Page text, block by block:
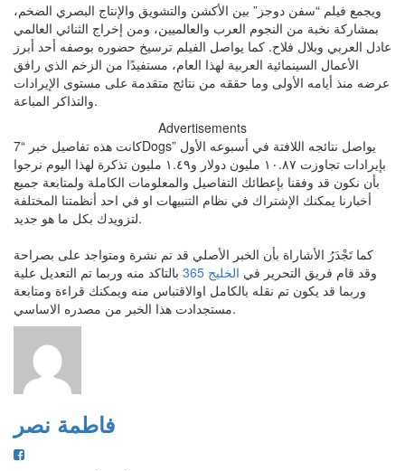
ويجمع فيلم “سفن دوجز” بين الأكشن والتشويق والإنتاج البصري الضخم،
بمشاركة نخبة من النجوم العرب والعالميين، ومن إخراج الثنائي العالمي
عادل العربي وبلال فلاح. كما يواصل الفيلم ترسيخ حضوره بوصفه أحد أبرز
الأعمال السينمائية العربية لهذا العام، مستفيدًا من الزخم الذي رافق
عرضه منذ أيامه الأولى وما حققه من نتائج متقدمة على مستوى الإيرادات
والتذاكر المباعة.
Advertisements
كانت هذه تفاصيل خبر “7Dogs” يواصل نتائجه اللافتة في أسبوعه الأول
بإيرادات تجاوزت ١٠.٨٧ مليون دولار و١.٤٩ مليون تذكرة لهذا اليوم نرجوا
بأن نكون قد وفقنا بإعطائك التفاصيل والمعلومات الكاملة ولمتابعة جميع
أخبارنا يمكنك الإشتراك في نظام التنبيهات او في احد أنظمتنا المختلفة
لتزويدك بكل ما هو جديد.
كما تَجْدَرُ الأشاراة بأن الخبر الأصلي قد تم نشرة ومتواجد على بصراحة
وقد قام فريق التحرير في الخليج 365
بالتاكد منه وربما تم التعديل علية
وربما قد يكون تم نقله بالكامل اوالاقتباس منه ويمكنك قراءة ومتابعة
مستجدادت هذا الخبر من مصدره الاساسي.
فاطمة نصر